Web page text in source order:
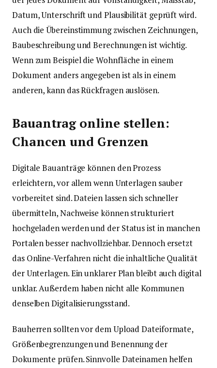
Datum, Unterschrift und Plausibilität geprüft wird.
Auch die Übereinstimmung zwischen Zeichnungen,
Baubeschreibung und Berechnungen ist wichtig.
Wenn zum Beispiel die Wohnfläche in einem
Dokument anders angegeben ist als in einem
anderen, kann das Rückfragen auslösen.
Bauantrag online stellen:
Chancen und Grenzen
Digitale Bauanträge können den Prozess
erleichtern, vor allem wenn Unterlagen sauber
vorbereitet sind. Dateien lassen sich schneller
übermitteln, Nachweise können strukturiert
hochgeladen werden und der Status ist in manchen
Portalen besser nachvollziehbar. Dennoch ersetzt
das Online-Verfahren nicht die inhaltliche Qualität
der Unterlagen. Ein unklarer Plan bleibt auch digital
unklar. Außerdem haben nicht alle Kommunen
denselben Digitalisierungsstand.
Bauherren sollten vor dem Upload Dateiformate,
Größenbegrenzungen und Benennung der
Dokumente prüfen. Sinnvolle Dateinamen helfen